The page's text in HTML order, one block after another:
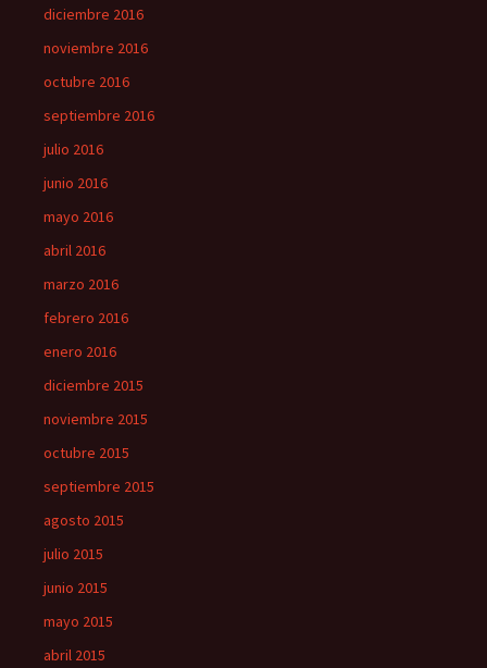
diciembre 2016
noviembre 2016
octubre 2016
septiembre 2016
julio 2016
junio 2016
mayo 2016
abril 2016
marzo 2016
febrero 2016
enero 2016
diciembre 2015
noviembre 2015
octubre 2015
septiembre 2015
agosto 2015
julio 2015
junio 2015
mayo 2015
abril 2015